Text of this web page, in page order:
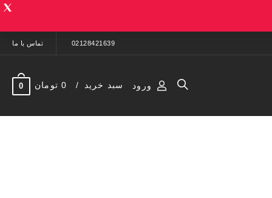
02128421639 تماس با ما
ورود سبد خرید 0 تومان 0